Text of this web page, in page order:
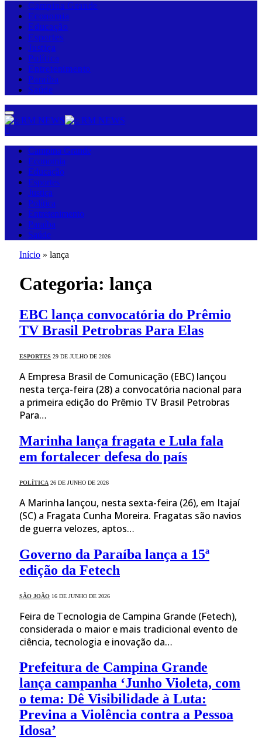
Campina Grande
Economia
Educação
Esportes
Justiça
Política
Entretenimento
Paraíba
Saúde
Campina Grande
Economia
Educação
Esportes
Justiça
Política
Entretenimento
Paraíba
Saúde
Início » lança
Categoria: lança
EBC lança convocatória do Prêmio
TV Brasil Petrobras Para Elas
ESPORTES 29 DE JULHO DE 2026
A Empresa Brasil de Comunicação (EBC) lançou
nesta terça-feira (28) a convocatória nacional para
a primeira edição do Prêmio TV Brasil Petrobras
Para…
Marinha lança fragata e Lula fala
em fortalecer defesa do país
POLÍTICA 26 DE JUNHO DE 2026
A Marinha lançou, nesta sexta-feira (26), em Itajaí
(SC) a Fragata Cunha Moreira. Fragatas são navios
de guerra velozes, aptos…
Governo da Paraíba lança a 15ª
edição da Fetech
SÃO JOÃO 16 DE JUNHO DE 2026
Feira de Tecnologia de Campina Grande (Fetech),
considerada o maior e mais tradicional evento de
ciência, tecnologia e inovação da…
Prefeitura de Campina Grande
lança campanha ‘Junho Violeta, com
o tema: Dê Visibilidade à Luta:
Previna a Violência contra a Pessoa
Idosa’